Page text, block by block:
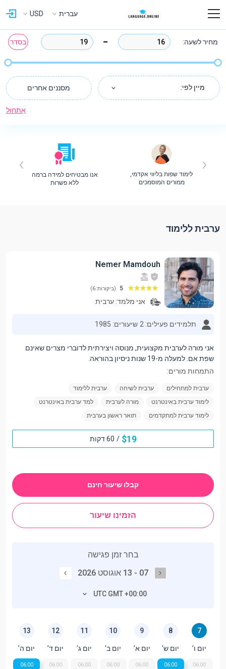
עברית USD
אִתחוּל
מחיר לשעה: בסדר
מיין לפי: מסננים אחרים
לימוד שפות בליווי אקדמי,
ממורים המוסמכים
אנו מבטיחים למידה ברמה
ללא פשרות
ערבית ללימוד
Nemer Mamdouh
5 (ביקורות: 6)
אני מלמד: ערבית
תלמידים פעילים: 2 שיעורים: 1985
אני מורה לערבית מקצועית, מנוסה ויצירתית לדוברי מצרים שאינם
שפת אם. למעלה מ-19 שנות ניסיון בהוראה.
התמחות מורים:
ערבית למתחילים ערבית לשיחה
ערבית ללימוד
לימוד ערבית באינטרנט
מורה לערבית
למד ערבית באינטרנט
לימוד ערבית למתקדמים
תואר ראשון בערבית
19
$
/ 60 דקות
קבלו שיעור חינם
הזמינו שיעור
בחר זמן פגישה
07 - 13 אוגוסט 2026
UTC GMT +00:00
7
יום ו’
06:00
8
יום ש’
06:00
9
יום א’
06:00
10
יום ב’
06:00
11
יום ג’
06:00
12
יום ד’
06:00
13
יום ה’
06:00